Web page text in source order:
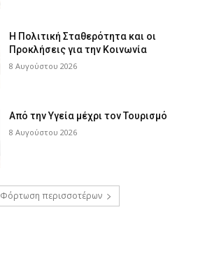
Η Πολιτική Σταθερότητα και οι
Προκλήσεις για την Κοινωνία
8 Αυγούστου 2026
Από την Υγεία μέχρι τον Τουρισμό
8 Αυγούστου 2026
Φόρτωση περισσοτέρων